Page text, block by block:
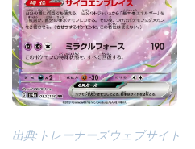
出典:トレーナーズウェブサイト